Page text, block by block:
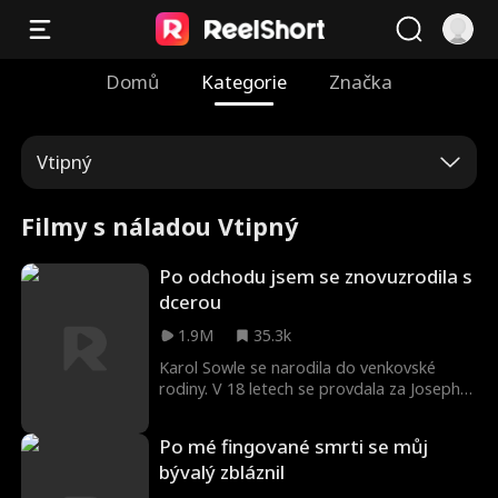
Domů Kategorie Značka
Vtipný
Filmy s náladou Vtipný
Po odchodu jsem se znovuzrodila s
dcerou
1.9M
35.3k
Karol Sowle se narodila do venkovské
rodiny. V 18 letech se provdala za Josepha
opovrhovala jejími skromnými kořeny a
neustále ji ponižovala. Karol to už nemohla
Po mé fingované smrti se můj
bývalý zbláznil